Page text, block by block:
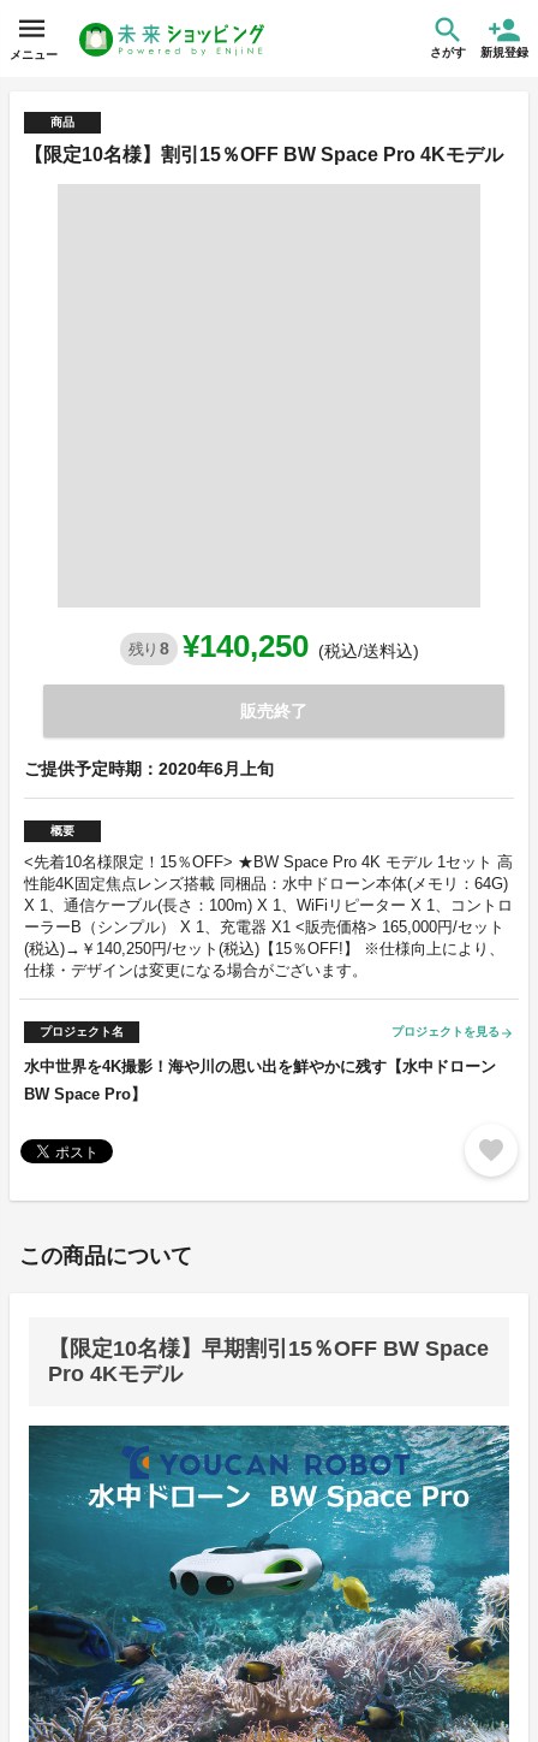
メニュー さがす 新規登録
商品
【限定10名様】割引15％OFF BW Space Pro 4Kモデル
残り 8 ¥140,250 (税込/送料込)
販売終了
ご提供予定時期：2020年6月上旬
概要
<先着10名様限定！15％OFF> ★BW Space Pro 4K モデル 1セット 高
性能4K固定焦点レンズ搭載 同梱品：水中ドローン本体(メモリ：64G)
X 1、通信ケーブル(長さ：100m) X 1、WiFiリピーター X 1、コントロ
ーラーB（シンプル） X 1、充電器 X1 <販売価格> 165,000円/セット
(税込)→￥140,250円/セット(税込)【15％OFF!】 ※仕様向上により、
仕様・デザインは変更になる場合がございます。
プロジェクト名 プロジェクトを見る arrow_forward
水中世界を4K撮影！海や川の思い出を鮮やかに残す【水中ドローン
BW Space Pro】
favorite
この商品について
【限定10名様】早期割引15％OFF BW Space
Pro 4Kモデル